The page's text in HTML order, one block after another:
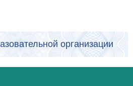
организации